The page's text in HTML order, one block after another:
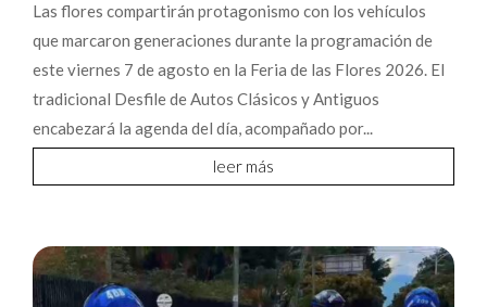
Las flores compartirán protagonismo con los vehículos
que marcaron generaciones durante la programación de
este viernes 7 de agosto en la Feria de las Flores 2026. El
tradicional Desfile de Autos Clásicos y Antiguos
encabezará la agenda del día, acompañado por...
leer más